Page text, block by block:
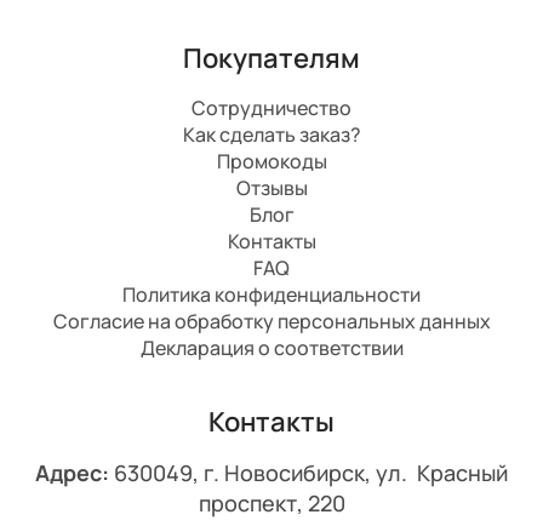
Покупателям
Сотрудничество
Как сделать заказ?
Промокоды
Отзывы
Блог
Контакты
FAQ
Политика конфиденциальности
Согласие на обработку персональных данных
Декларация о соответствии
Контакты
Адрес: 630049, г. Новосибирск, ул. Красный
проспект, 220